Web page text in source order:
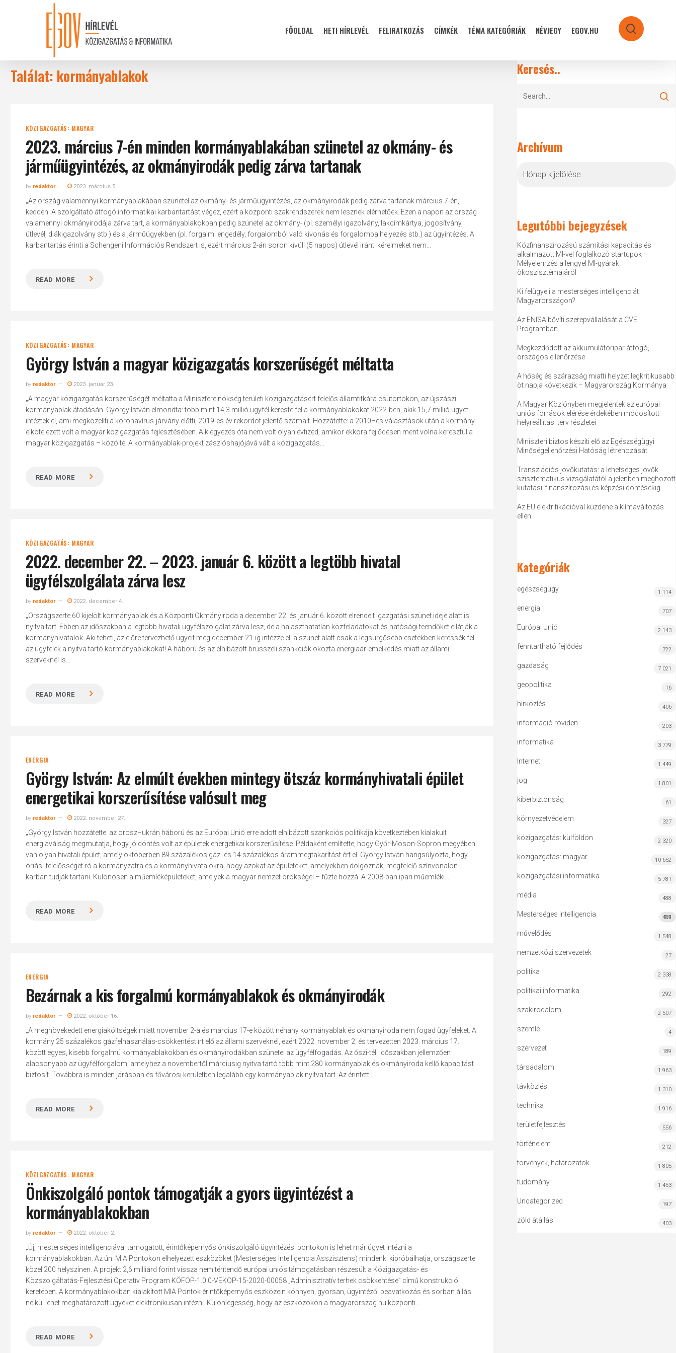
Hit enter to search or ESC to close
FŐOLDAL HETI HÍRLEVÉL FELIRATKOZÁS CÍMKÉK TÉMA KATEGÓRIÁK NÉVJEGY EGOV.HU search
Találat: kormányablakok
KÖZIGAZGATÁS: MAGYAR
2023. március 7-én minden kormányablakában szünetel az okmány- és
járműügyintézés, az okmányirodák pedig zárva tartanak
by redaktor 2023. március 5.
„Az ország valamennyi kormányablakában szünetel az okmány- és járműügyintézés, az okmányirodák pedig zárva tartanak március 7-én,
kedden. A szolgáltató átfogó informatikai karbantartást végez, ezért a központi szakrendszerek nem lesznek elérhetőek. Ezen a napon az ország
valamennyi okmányirodája zárva tart, a kormányablakokban pedig szünetel az okmány- (pl. személyi igazolvány, lakcímkártya, jogosítvány,
útlevél, diákigazolvány stb.) és a járműügyekben (pl. forgalmi engedély, forgalomból való kivonás és forgalomba helyezés stb.) az ügyintézés. A
karbantartás érinti a Schengeni Információs Rendszert is, ezért március 2-án soron kívüli (5 napos) útlevél iránti kérelmeket nem...
READ MORE
KÖZIGAZGATÁS: MAGYAR
György István a magyar közigazgatás korszerűségét méltatta
by redaktor 2023. január 23.
„A magyar közigazgatás korszerűségét méltatta a Miniszterelnökség területi közigazgatásért felelős államtitkára csütörtökön, az újszászi
kormányablak átadásán. György István elmondta: több mint 14,3 millió ügyfél kereste fel a kormányablakokat 2022-ben, akik 15,7 millió ügyet
intéztek el, ami megközelíti a koronavírus-járvány előtti, 2019-es év rekordot jelentő számait. Hozzátette: a 2010–es választások után a kormány
elkötelezett volt a magyar közigazgatás fejlesztésében. A kiegyezés óta nem volt olyan évtized, amikor ekkora fejlődésen ment volna keresztül a
magyar közigazgatás – közölte. A kormányablak-projekt zászlóshajójává vált a közigazgatás...
READ MORE
KÖZIGAZGATÁS: MAGYAR
2022. december 22. – 2023. január 6. között a legtöbb hivatal
ügyfélszolgálata zárva lesz
by redaktor 2022. december 4.
„Országszerte 60 kijelölt kormányablak és a Központi Okmányiroda a december 22. és január 6. között elrendelt igazgatási szünet ideje alatt is
nyitva tart. Ebben az időszakban a legtöbb hivatali ügyfélszolgálat zárva lesz, de a halaszthatatlan közfeladatokat és hatósági teendőket ellátják a
kormányhivatalok. Aki teheti, az előre tervezhető ügyeit még december 21-ig intézze el, a szünet alatt csak a legsürgősebb esetekben keressék fel
az ügyfelek a nyitva tartó kormányablakokat! A háború és az elhibázott brüsszeli szankciók okozta energiaár-emelkedés miatt az állami
szerveknél is...
READ MORE
ENERGIA
György István: Az elmúlt években mintegy ötszáz kormányhivatali épület
energetikai korszerűsítése valósult meg
by redaktor 2022. november 27.
„György István hozzátette: az orosz–ukrán háború és az Európai Unió erre adott elhibázott szankciós politikája következtében kialakult
energiaválság megmutatja, hogy jó döntés volt az épületek energetikai korszerűsítése. Példaként említette, hogy Győr-Moson-Sopron megyében
van olyan hivatali épület, amely októberben 89 százalékos gáz- és 14 százalékos árammegtakarítást ért el. György István hangsúlyozta, hogy
óriási felelősséget ró a kormányzatra és a kormányhivatalokra, hogy azokat az épületeket, amelyekben dolgoznak, megfelelő színvonalon
karban tudják tartani. Különösen a műemléképületeket, amelyek a magyar nemzet örökségei – fűzte hozzá. A 2008-ban ipari műemléki...
READ MORE
ENERGIA
Bezárnak a kis forgalmú kormányablakok és okmányirodák
by redaktor 2022. október 16.
„A megnövekedett energiaköltségek miatt november 2-a és március 17-e között néhány kormányablak és okmányiroda nem fogad ügyfeleket. A
kormány 25 százalékos gázfelhasználás-csökkentést írt elő az állami szerveknél, ezért 2022. november 2. és tervezetten 2023. március 17.
között egyes, kisebb forgalmú kormányablakokban és okmányirodákban szünetel az ügyfélfogadás. Az őszi-téli időszakban jellemzően
alacsonyabb az ügyfélforgalom, amelyhez a novembertől márciusig nyitva tartó több mint 280 kormányablak és okmányiroda kellő kapacitást
biztosít. Továbbra is minden járásban és fővárosi kerületben legalább egy kormányablak nyitva tart. Az érintett...
READ MORE
KÖZIGAZGATÁS: MAGYAR
Önkiszolgáló pontok támogatják a gyors ügyintézést a
kormányablakokban
by redaktor 2022. október 2.
„Új, mesterséges intelligenciával támogatott, érintőképernyős önkiszolgáló ügyintézési pontokon is lehet már ügyet intézni a
kormányablakokban. Az ún. MIA Pontokon elhelyezett eszközöket (Mesterséges Intelligencia Asszisztens) mindenki kipróbálhatja, országszerte
közel 200 helyszínen. A projekt 2,6 milliárd forint vissza nem térítendő európai uniós támogatásban részesült a Közigazgatás- és
Közszolgáltatás-Fejlesztési Operatív Program KÖFOP-1.0.0-VEKOP-15-2020-00058 „Adminisztratív terhek csökkentése” című konstrukció
keretében. A kormányablakokban kialakított MIA Pontok érintőképernyős eszközein könnyen, gyorsan, ügyintézői beavatkozás és sorban állás
nélkül lehet meghatározott ügyeket elektronikusan intézni. Különlegesség, hogy az eszközökön a magyarorszag.hu központi...
READ MORE
Keresés..
Archívum
Legutóbbi bejegyzések
Közfinanszírozású számítási kapacitás és
alkalmazott MI-vel foglalkozó startupok –
Mélyelemzés a lengyel MI-gyárak
ökoszisztémájáról
Ki felügyeli a mesterséges intelligenciát
Magyarországon?
Az ENISA bővíti szerepvállalását a CVE
Programban
Megkezdődött az akkumulátoripar átfogó,
országos ellenőrzése
A hőség és szárazság miatti helyzet legkritikusabb
öt napja következik – Magyarország Kormánya
A Magyar Közlönyben megjelentek az európai
uniós források elérése érdekében módosított
helyreállítási terv részletei
Miniszteri biztos készíti elő az Egészségügyi
Minőségellenőrzési Hatóság létrehozását
Transzlációs jövőkutatás: a lehetséges jövők
szisztematikus vizsgálatától a jelenben meghozott
kutatási, finanszírozási és képzési döntésekig
Az EU elektrifikációval küzdene a klímaváltozás
ellen
Kategóriák
egészségügy 1 114
energia 707
Európai Unió 2 143
fenntartható fejlődés 722
gazdaság 7 021
geopolitika 16
hírközlés 406
információ röviden 203
informatika 3 779
Internet 1 449
jog 1 801
kiberbiztonság 61
környezetvédelem 327
közigazgatás: külföldön 2 320
közigazgatás: magyar 10 652
közigazgatási informatika 5 781
média 488
Mesterséges Intelligencia MI
422
művelődés 1 548
nemzetközi szervezetek 27
politika 2 338
politikai informatika 292
szakirodalom 2 507
szemle 4
szervezet 189
társadalom 1 963
távközlés 1 310
technika 1 916
területfejlesztés 556
történelem 212
törvények, határozatok 1 805
tudomány 1 453
Uncategorized 197
zöld átállás 403